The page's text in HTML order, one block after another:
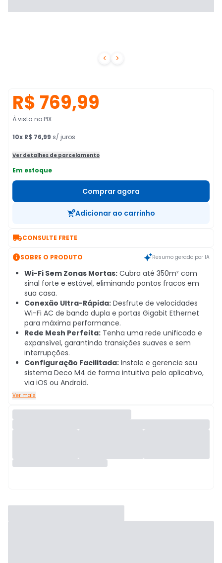
 
R$ 769,99
À vista no PIX
10x R$ 76,99 s/ juros
Ver detalhes de parcelamento
Em estoque
Comprar agora
Adicionar ao carrinho
CONSULTE FRETE
SOBRE O PRODUTO Resumo gerado por IA
Wi-Fi Sem Zonas Mortas: Cubra até 350m² com
sinal forte e estável, eliminando pontos fracos em
sua casa.
Conexão Ultra-Rápida: Desfrute de velocidades
Wi-Fi AC de banda dupla e portas Gigabit Ethernet
para máxima performance.
Rede Mesh Perfeita: Tenha uma rede unificada e
expansível, garantindo transições suaves e sem
interrupções.
Configuração Facilitada: Instale e gerencie seu
sistema Deco M4 de forma intuitiva pelo aplicativo,
via iOS ou Android.
Ver mais